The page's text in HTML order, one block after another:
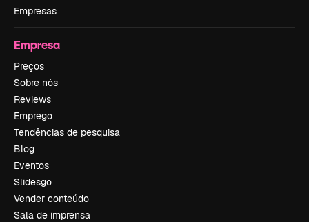
Empresas
Empresa
Preços
Sobre nós
Reviews
Emprego
Tendências de pesquisa
Blog
Eventos
Slidesgo
Vender conteúdo
Sala de imprensa